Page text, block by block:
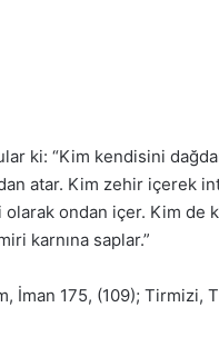
ki: “Kim kendisini
atar. Kim zehir içerek
ondan içer. Kim de
karnına saplar.”
İman 175, (109); Tirmizi,